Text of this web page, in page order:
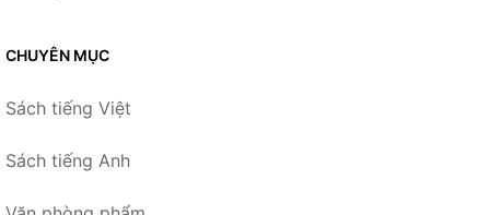
CHUYÊN MỤC
Sách tiếng Việt
Sách tiếng Anh